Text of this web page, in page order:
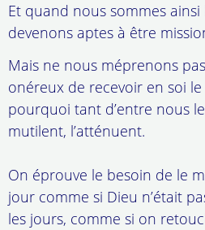
Et quand nous sommes
devenons aptes à être
Mais ne nous méprenons
onéreux de recevoir en soi le
pourquoi tant d’entre nous
mutilent, l’atténuent.
On éprouve le besoin de le
jour comme si Dieu n’était
les jours, comme si on